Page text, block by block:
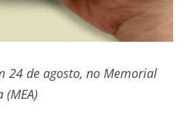
24 de agosto, no Memorial
(MEA)